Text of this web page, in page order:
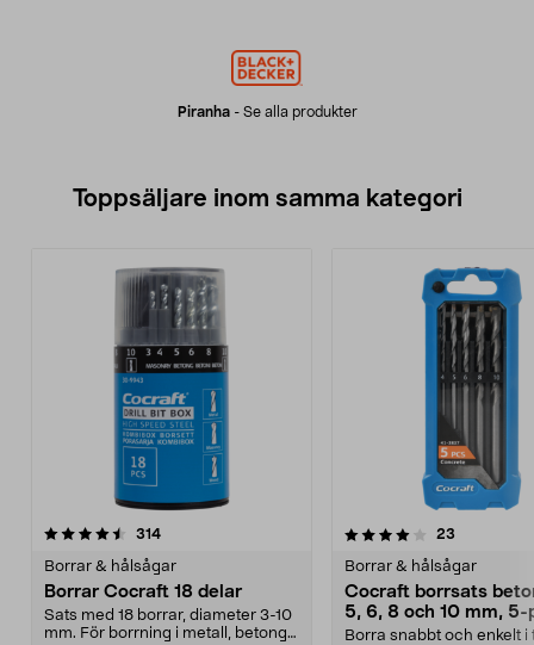
Piranha- Se alla produkter
Toppsäljare inom samma kategori
314recensioner
Borrar & hålsågar
Borrar Cocraft 18 delar
Sats med 18 borrar, diameter 3-10
mm. För borrning i metall, betong
4.0 av 5 stjärnor 23
Borrar & hålsågar
Cocraft borrsats
5, 6, 8 och 10 mm, 5-
Borra snabbt och enkelt i
4.0 av 5 stjärnor